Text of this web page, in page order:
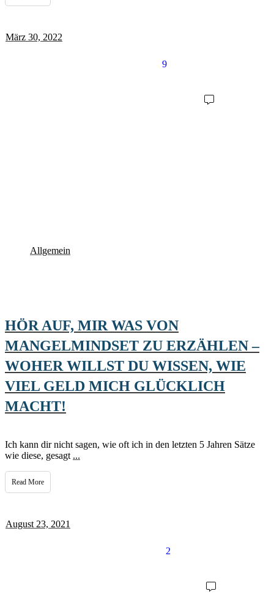
März 30, 2022
9
Allgemein
HÖR AUF, MIR WAS VON
MANGELMINDSET ZU ERZÄHLEN –
WOHER WILLST DU WISSEN, WIE
VIEL GELD MICH GLÜCKLICH
MACHT!
Ich kann dir nicht sagen, wie oft ich in den letzten 5 Jahren Sätze
wie diese, gesagt ...
Read More
August 23, 2021
2